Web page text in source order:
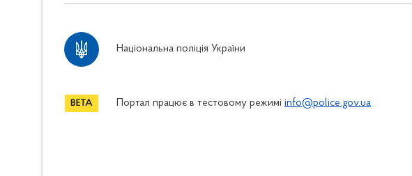
Національна поліція України
Портал працює в тестовому режимі info@police.gov.ua